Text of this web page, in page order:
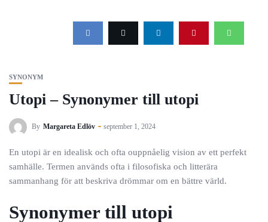
SYNONYM
Utopi – Synonymer till utopi
By Margareta Edlöv september 1, 2024
En utopi är en idealisk och ofta ouppnåelig vision av ett perfekt
samhälle. Termen används ofta i filosofiska och litterära
sammanhang för att beskriva drömmar om en bättre värld.
Synonymer till utopi